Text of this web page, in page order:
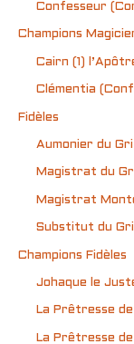
Confesseur
Champions
Cairn (1)
Clémentia
Fidèles
Aumonier du
Magistrat du
Magistrat
Substitut du
Champions Fidèles
Johaque le
La Prêtresse
La Prêtresse